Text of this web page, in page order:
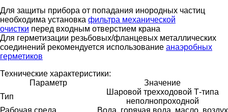
Для защиты прибора от попадания инородных частиц
необходима установка фильтра механической
очистки перед входным отверстием крана
Для герметизации резьбовых/фланцевых металлических
соединений рекомендуется использование анаэробных
герметиков
Технические характеристики:
Параметр
Значение
Тип
Шаровой трехходовой Т-типа
неполнопроходной
Рабочая среда
Вода, горячая вода, масло, воздух